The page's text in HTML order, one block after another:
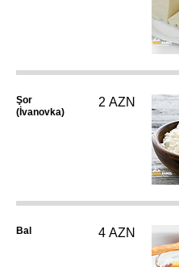
Şor
(İvanovka)
2 AZN
Bal 4 AZN